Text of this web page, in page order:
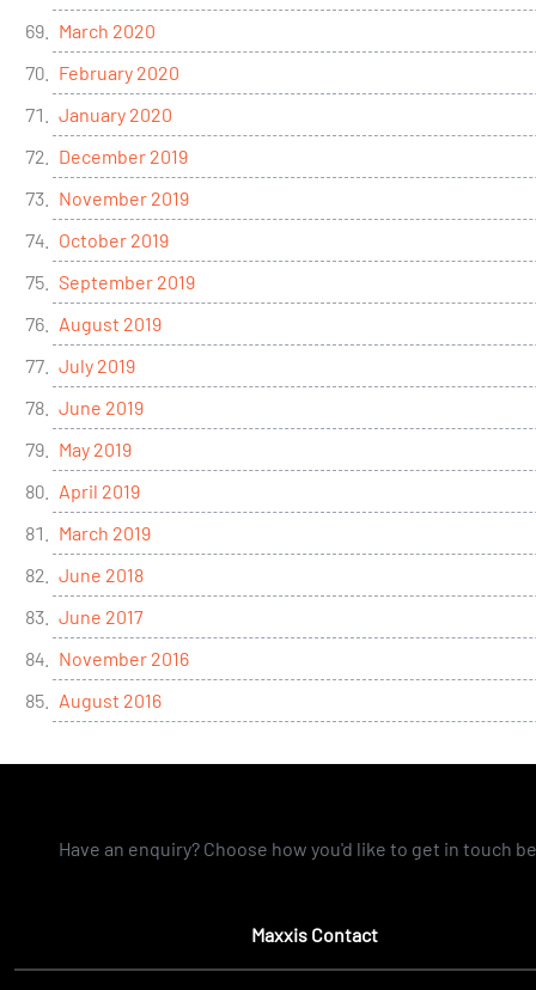
March 2020
February 2020
January 2020
December 2019
November 2019
October 2019
September 2019
August 2019
July 2019
June 2019
May 2019
April 2019
March 2019
June 2018
June 2017
November 2016
August 2016
Have an enquiry? Choose how you'd like to get in touch
Maxxis Contact